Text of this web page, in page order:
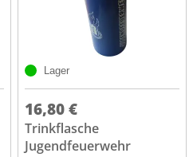
Lager
16,80 €
Trinkflasche
Jugendfeuerwehr